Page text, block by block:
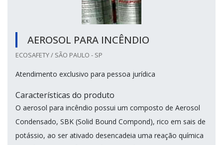
AEROSOL PARA INCÊNDIO
ECOSAFETY / SÃO PAULO - SP
Atendimento exclusivo para pessoa jurídica
Características do produto
O aerosol para incêndio possui um composto de Aerosol
Condensado, SBK (Solid Bound Compond), rico em sais de
potássio, ao ser ativado desencadeia uma reação química